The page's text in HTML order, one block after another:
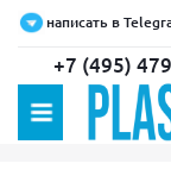
написать в
+7 (495)